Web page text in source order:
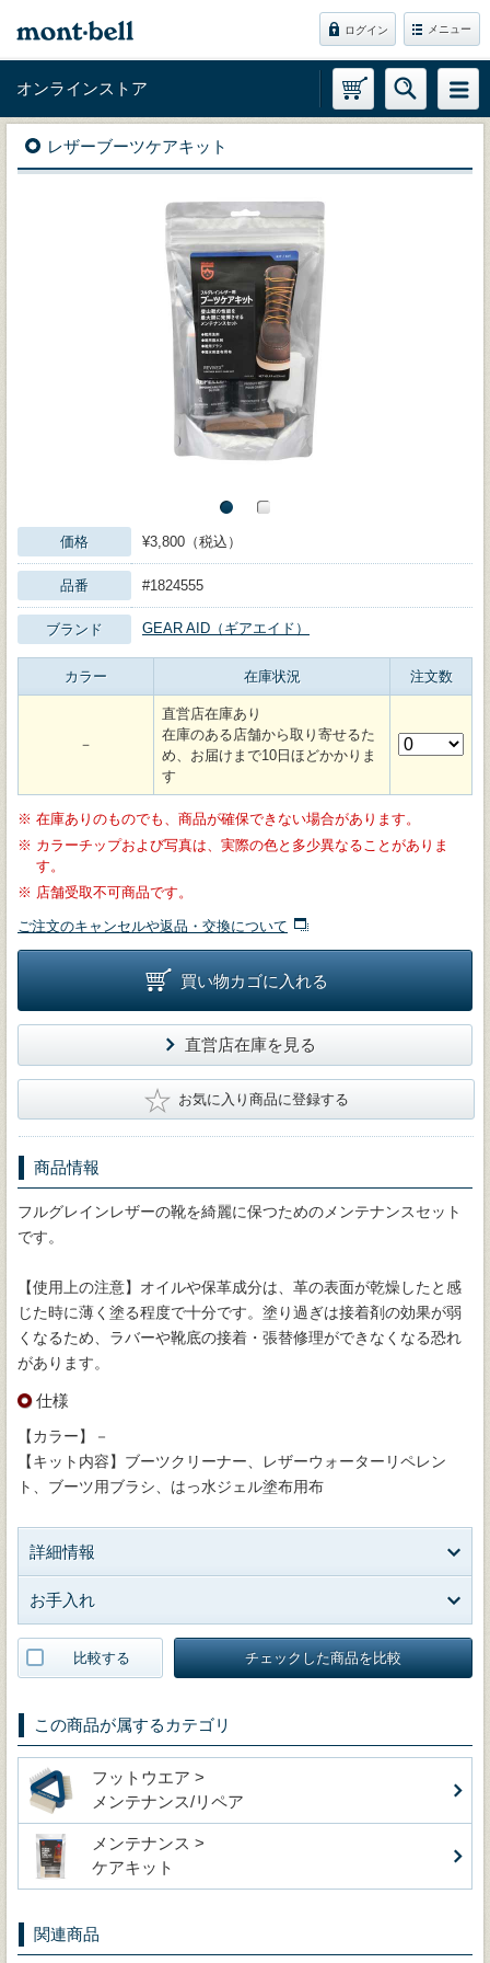
ログイン メニュー
オンラインストア
レザーブーツケアキット
価格 ¥3,800（税込）
品番 #1824555
ブランド GEAR AID（ギアエイド）
カラー 在庫状況 注文数
－
直営店在庫あり
在庫のある店舗から取り寄せるた
め、お届けまで10日ほどかかりま
す
※ 在庫ありのものでも、商品が確保できない場合があります。
※ カラーチップおよび写真は、実際の色と多少異なることがありま
す。
※ 店舗受取不可商品です。
ご注文のキャンセルや返品・交換について
買い物カゴに入れる
直営店在庫を見る
★ お気に入り商品に登録する
商品情報
フルグレインレザーの靴を綺麗に保つためのメンテナンスセット
です。
【使用上の注意】オイルや保革成分は、革の表面が乾燥したと感
じた時に薄く塗る程度で十分です。塗り過ぎは接着剤の効果が弱
くなるため、ラバーや靴底の接着・張替修理ができなくなる恐れ
があります。
仕様
【カラー】－
【キット内容】ブーツクリーナー、レザーウォーターリペレン
ト、ブーツ用ブラシ、はっ水ジェル塗布用布
詳細情報
お手入れ
比較する チェックした商品を比較
この商品が属するカテゴリ
フットウエア >
メンテナンス/リペア
メンテナンス >
ケアキット
関連商品